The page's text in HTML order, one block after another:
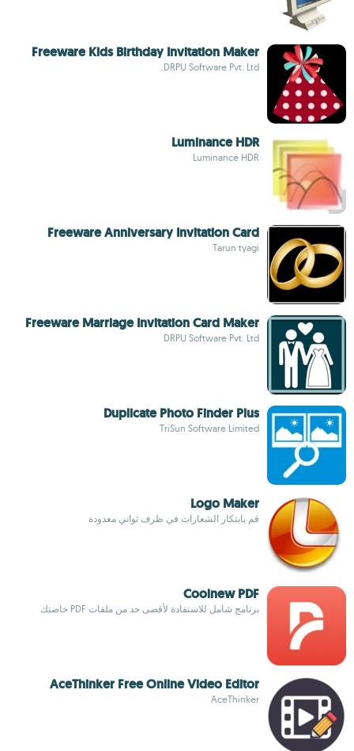
Freeware Kids Birthday Invitation Maker
DRPU Software Pvt. Ltd.
Luminance HDR
Luminance HDR
Freeware Anniversary Invitation Card
Tarun tyagi
Freeware Marriage Invitation Card Maker
DRPU Software Pvt. Ltd
Duplicate Photo Finder Plus
TriSun Software Limited
Logo Maker
قم بابتكار الشعارات في ظرف ثواني معدودة
Coolnew PDF
برنامج شامل للاستفادة لأقصى حد من ملفات PDF خاصتك
AceThinker Free Online Video Editor
AceThinker